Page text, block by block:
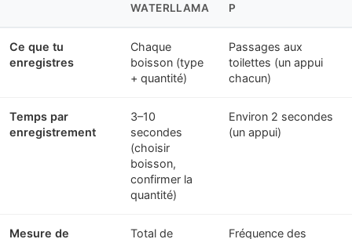
WATERLLAMA P
Ce que tu
enregistres
Chaque
boisson (type
+ quantité)
Passages aux
toilettes (un appui
chacun)
Temps par
enregistrement
3–10
secondes
(choisir
boisson,
confirmer la
quantité)
Environ 2 secondes
(un appui)
Mesure de Total de Fréquence des